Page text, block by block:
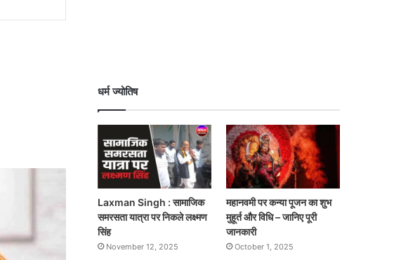
धर्म ज्योतिष
Laxman Singh : सामाजिक
समरसता यात्रा पर निकले लक्ष्मण
सिंह
November 12, 2025
महानवमी पर कन्या पूजन का शुभ
मुहूर्त और विधि – जानिए पूरी
जानकारी
October 1, 2025